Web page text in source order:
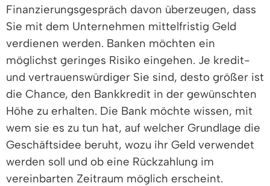
Finanzierungsgespräch davon überzeugen, dass
Sie mit dem Unternehmen mittelfristig Geld
verdienen werden. Banken möchten ein
möglichst geringes Risiko eingehen. Je kredit-
und vertrauenswürdiger Sie sind, desto größer ist
die Chance, den Bankkredit in der gewünschten
Höhe zu erhalten. Die Bank möchte wissen, mit
wem sie es zu tun hat, auf welcher Grundlage die
Geschäftsidee beruht, wozu ihr Geld verwendet
werden soll und ob eine Rückzahlung im
vereinbarten Zeitraum möglich erscheint.